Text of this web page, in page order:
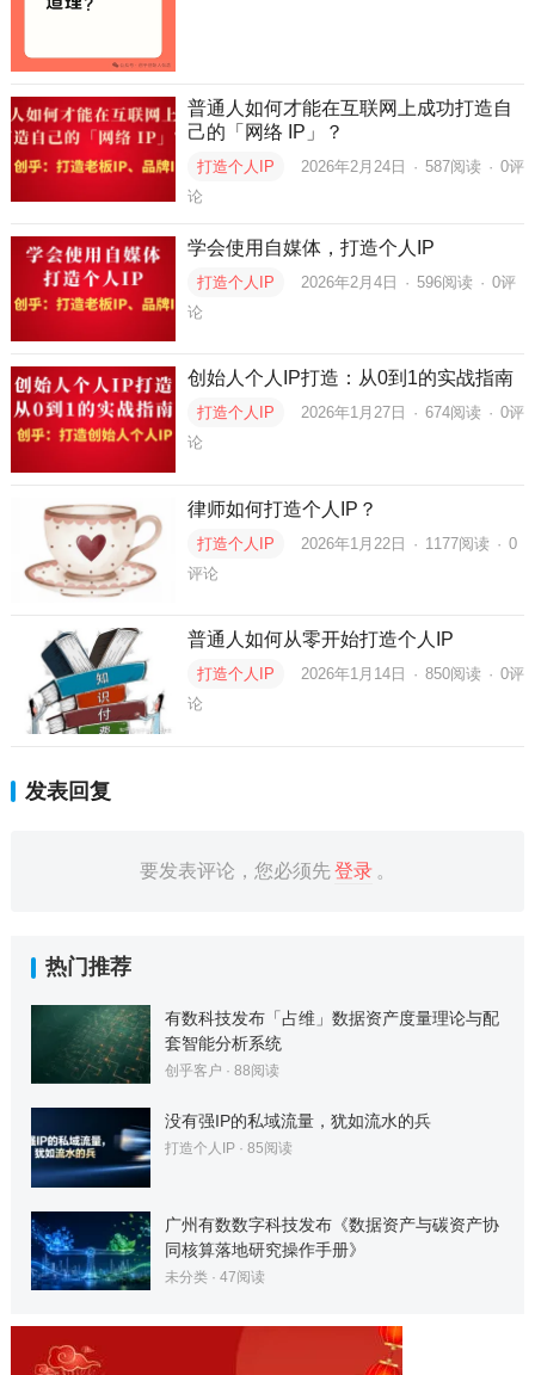
普通人如何才能在互联网上成功打造自
己的「网络 IP」？
打造个人IP 2026年2月24日 · 587阅读 · 0评
论
学会使用自媒体，打造个人IP
打造个人IP 2026年2月4日 · 596阅读 · 0评
论
创始人个人IP打造：从0到1的实战指南
打造个人IP 2026年1月27日 · 674阅读 · 0评
论
律师如何打造个人IP？
打造个人IP 2026年1月22日 · 1177阅读 · 0
评论
普通人如何从零开始打造个人IP
打造个人IP 2026年1月14日 · 850阅读 · 0评
论
发表回复
要发表评论，您必须先登录 。
热门推荐
有数科技发布「占维」数据资产度量理论与配
套智能分析系统
创乎客户 · 88阅读
没有强IP的私域流量，犹如流水的兵
打造个人IP· 85阅读
广州有数数字科技发布《数据资产与碳资产协
同核算落地研究操作手册》
未分类· 47阅读